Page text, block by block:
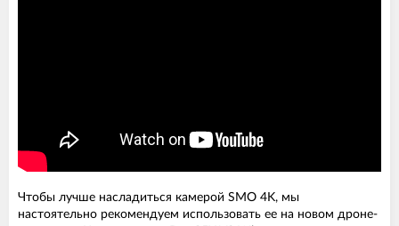
Чтобы лучше насладиться камерой SMO 4K, мы
настоятельно рекомендуем использовать ее на новом дроне-